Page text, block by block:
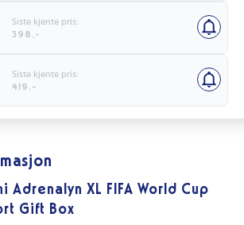
Siste kjente pris:
398,-
Siste kjente pris:
419,-
Adrenalyn XL FIFA World Cup
Gift Box